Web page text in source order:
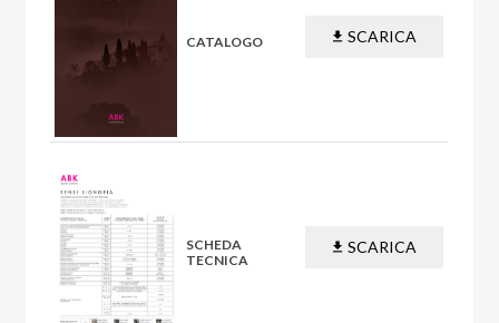
CATALOGO SCARICA
SCHEDA
TECNICA
SCARICA